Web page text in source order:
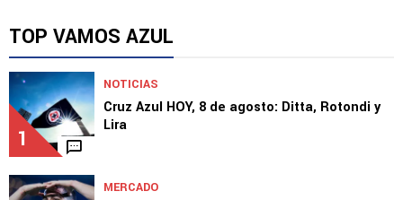
TOP VAMOS AZUL
1
NOTICIAS
Cruz Azul HOY, 8 de agosto: Ditta, Rotondi y
Lira
MERCADO